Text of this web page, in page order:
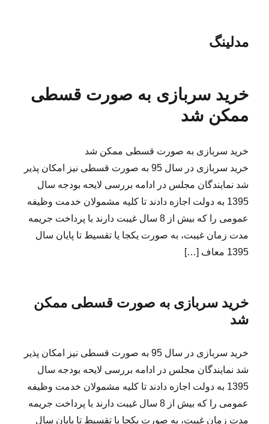
مدلینگ
خرید سربازی به صورت قسطی
ممکن شد
خرید سربازی به صورت قسطی ممکن شد
خرید سربازی در سال 95 به صورت قسطی نیز امکان پذیر
شد نمایندگان مجلس در ادامه بررسی لایحه بودجه سال
1395 به دولت اجازه دادند تا کلیه مشمولان خدمت وظیفه
عمومی را که بیش از 8 سال غیبت دارند با پرداخت جریمه
مدت زمان غیبت، به صورت یکجا یا تقسیط تا پایان سال
1395 معاف […]
خرید سربازی به صورت قسطی ممکن
شد
خرید سربازی در سال 95 به صورت قسطی نیز امکان پذیر
شد نمایندگان مجلس در ادامه بررسی لایحه بودجه سال
1395 به دولت اجازه دادند تا کلیه مشمولان خدمت وظیفه
عمومی را که بیش از 8 سال غیبت دارند با پرداخت جریمه
مدت زمان غیبت، به صورت یکجا یا تقسیط تا پایان سال